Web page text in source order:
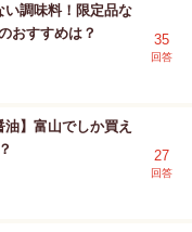
い調味料！限定品な
おすすめは？
35
回答
油】富山でしか買え
27
回答